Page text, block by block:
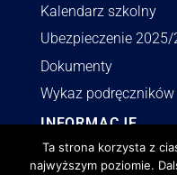
Kalendarz szkolny
Ubezpieczenie 2025/
Dokumenty
Wykaz podręczników
INFORMACJE
Deklaracja
Ta strona korzysta z
najwyższym poziomie.